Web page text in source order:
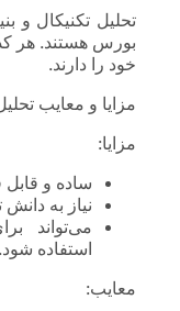
تحلیل تکنیکال و
بورس هستند. هر
خود را دارند.
مزایا و معایب
مزایا:
ساده و
نیاز به
می‌تواند
استفاده شود.
معایب: